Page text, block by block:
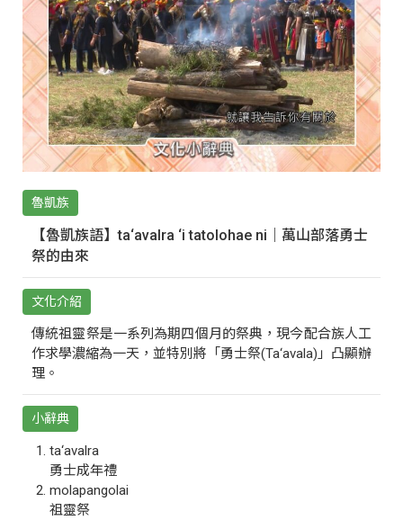
魯凱族
【魯凱族語】ta‘avalra ‘i tatolohae ni｜萬山部落勇士
祭的由來
文化介紹
傳統祖靈祭是一系列為期四個月的祭典，現今配合族人工
作求學濃縮為一天，並特別將「勇士祭(Ta‘avala)」凸顯辦
理。
小辭典
ta‘avalra
勇士成年禮
molapangolai
祖靈祭